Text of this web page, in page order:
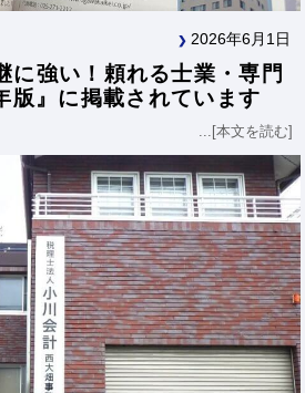
2026年6月1日
に強い！頼れる士業・専門
版』に掲載されています
...[本文を読む]